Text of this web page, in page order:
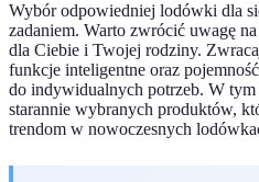
Wybór odpowiedniej lodówki dla
zadaniem. Warto zwrócić uwagę
dla Ciebie i Twojej rodziny.
funkcje inteligentne oraz
do indywidualnych potrzeb. W
starannie wybranych produktów,
trendom w nowoczesnych